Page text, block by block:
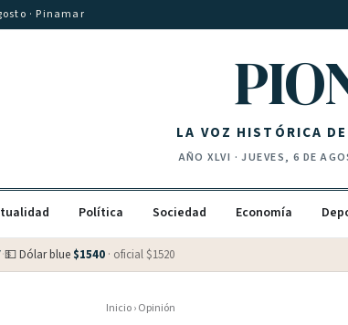
· Pinamar
LA VOZ HISTÓRICA
AÑOXLVI ·JUEVES, 6 DE
Política Sociedad Economía
·💵 Dólar blue $1540 · oficial $1520
Inicio›Opinión